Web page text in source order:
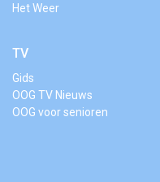
Het Weer
TV
Gids
OOG TV Nieuws
OOG voor senioren